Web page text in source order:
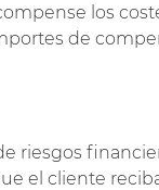
los
de
riesgos
el cliente